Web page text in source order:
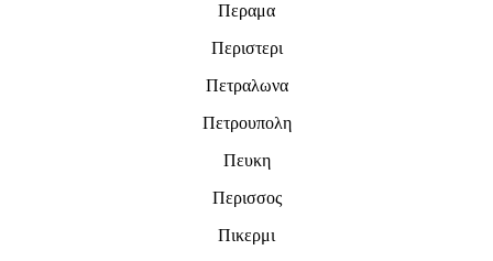
Περαμα
Περιστερι
Πετραλωνα
Πετρουπολη
Πευκη
Περισσος
Πικερμι